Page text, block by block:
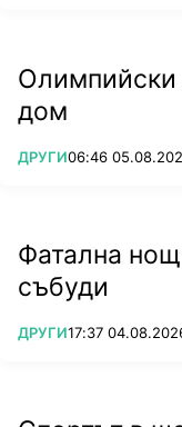
Олимпийски
дом
ПОВЕЧЕ ОТ
ДРУГИ06:46
Фатална
събуди
ПОВЕЧЕ ОТ
ДРУГИ17:37